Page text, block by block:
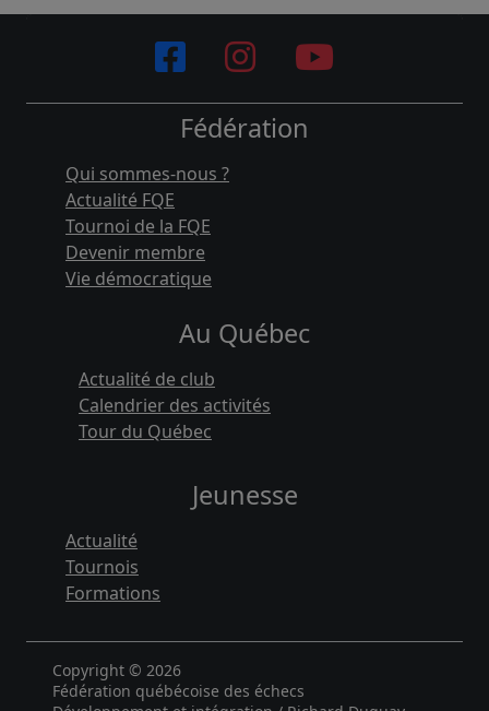
Fédération
Qui sommes-nous ?
Actualité FQE
Tournoi de la FQE
Devenir membre
Vie démocratique
Au Québec
Actualité de club
Calendrier des activités
Tour du Québec
Jeunesse
Actualité
Tournois
Formations
Copyright © 2026
Fédération québécoise des échecs